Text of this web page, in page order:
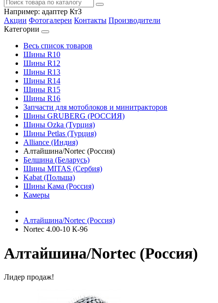
Например: адаптер КтЗ
Акции Фотогалереи Контакты Производители
Категории
Весь список товаров
Шины R10
Шины R12
Шины R13
Шины R14
Шины R15
Шины R16
Запчасти для мотоблоков и минитракторов
Шины GRUBERG (РОССИЯ)
Шины Ozka (Турция)
Шины Petlas (Турция)
Alliance (Индия)
Алтайшина/Nortec (Россия)
Белшина (Беларусь)
Шины MITAS (Сербия)
Kabat (Польша)
Шины Кама (Россия)
Камеры
Алтайшина/Nortec (Россия)
Nortec 4.00-10 К-96
Алтайшина/Nortec (Россия)
Лидер продаж!